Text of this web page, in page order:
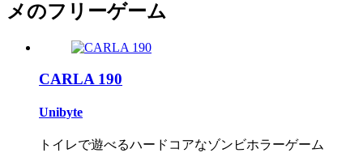
メのフリーゲーム
CARLA 190
Unibyte
トイレで遊べるハードコアなゾンビホラーゲーム